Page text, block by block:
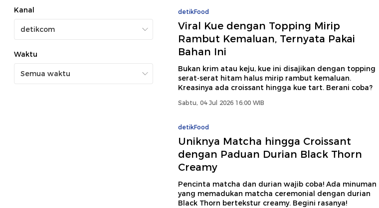
Kanal
Waktu
detikFood
Viral Kue dengan Topping Mirip
Rambut Kemaluan, Ternyata Pakai
Bahan Ini
Bukan krim atau keju, kue ini disajikan dengan topping
serat-serat hitam halus mirip rambut kemaluan.
Kreasinya ada croissant hingga kue tart. Berani coba?
Sabtu, 04 Jul 2026 16:00 WIB
detikFood
Uniknya Matcha hingga Croissant
dengan Paduan Durian Black Thorn
Creamy
Pencinta matcha dan durian wajib coba! Ada minuman
yang memadukan matcha ceremonial dengan durian
Black Thorn bertekstur creamy. Begini rasanya!